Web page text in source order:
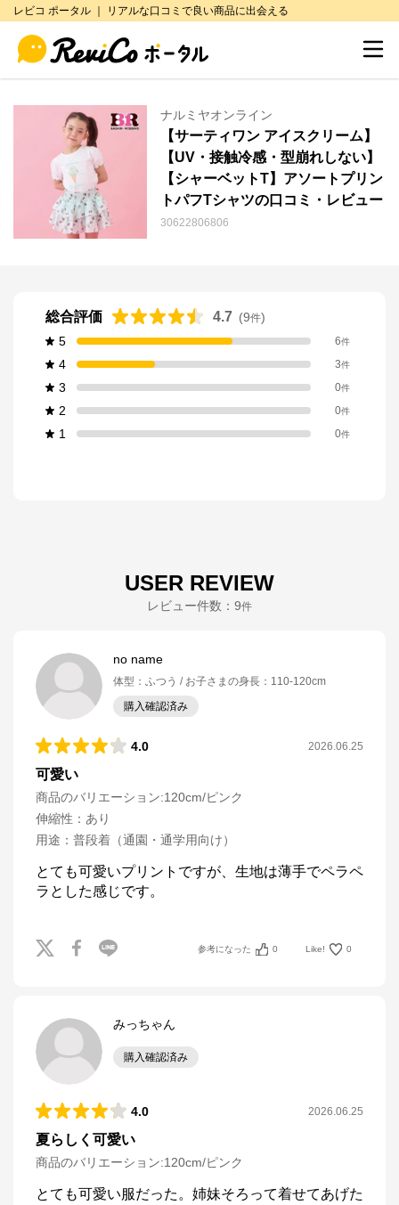
レビコ ポータル ｜ リアルな口コミで良い商品に出会える
ナルミヤオンライン
【サーティワン アイスクリーム】
【UV・接触冷感・型崩れしない】
【シャーベットT】アソートプリン
トパフTシャツの口コミ・レビュー
30622806806
総合評価 4.7 (9件)
5
6件
4 3件
3 0件
2 0件
1 0件
USER REVIEW
レビュー件数： 9件
no name
体型 ： ふつう お子さまの身長 ： 110-120cm
購入確認済み
4.0 2026.06.25
可愛い
商品のバリエーション:120cm/ピンク
伸縮性 ： あり
用途 ： 普段着（通園・通学用向け）
とても可愛いプリントですが、生地は薄手でペラペ
ラとした感じです。
参考になった 0 Like! 0
みっちゃん
購入確認済み
4.0 2026.06.25
夏らしく可愛い
商品のバリエーション:120cm/ピンク
とても可愛い服だった。姉妹そろって着せてあげた